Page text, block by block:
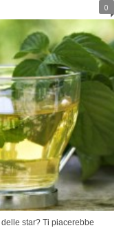
0
star? Ti piacerebbe